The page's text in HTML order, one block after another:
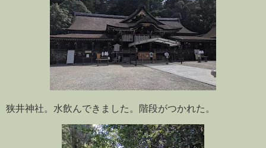
狭井神社。水飲んできました。階段がつかれた。